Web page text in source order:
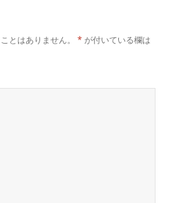
とはありません。 * が付いている欄は